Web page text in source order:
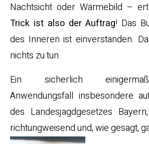
Nachtsicht oder Wärmebild –
Trick ist also der Auftrag! Das
des Inneren ist einverstanden.
nichts zu tun.
Ein sicherlich
Anwendungsfall insbesondere
des Landesjagdgesetzes
richtungweisend und, wie gesagt,